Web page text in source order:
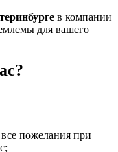
в компании
для вашего
пожелания при